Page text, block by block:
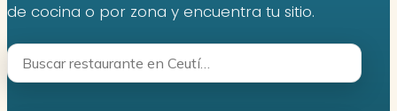
Contacto
de cocina o por zona y encuentra tu sitio.